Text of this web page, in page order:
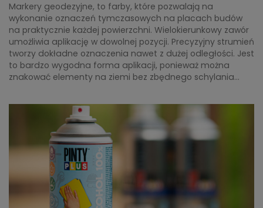
Markery geodezyjne, to farby, które pozwalają na
wykonanie oznaczeń tymczasowych na placach budów
na praktycznie każdej powierzchni. Wielokierunkowy zawór
umożliwia aplikację w dowolnej pozycji. Precyzyjny strumień
tworzy dokładne oznaczenia nawet z dużej odległości. Jest
to bardzo wygodna forma aplikacji, ponieważ można
znakować elementy na ziemi bez zbędnego schylania...